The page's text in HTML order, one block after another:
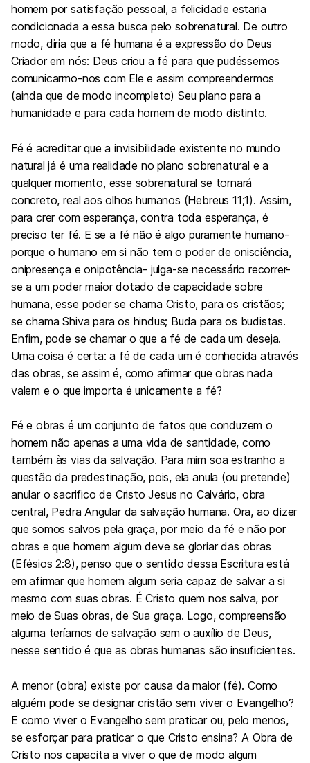
homem por satisfação pessoal, a felicidade estaria
condicionada a essa busca pelo sobrenatural. De outro
modo, diria que a fé humana é a expressão do Deus
Criador em nós: Deus criou a fé para que pudéssemos
comunicarmo-nos com Ele e assim compreendermos
(ainda que de modo incompleto) Seu plano para a
humanidade e para cada homem de modo distinto.
Fé é acreditar que a invisibilidade existente no mundo
natural já é uma realidade no plano sobrenatural e a
qualquer momento, esse sobrenatural se tornará
concreto, real aos olhos humanos (Hebreus 11;1). Assim,
para crer com esperança, contra toda esperança, é
preciso ter fé. E se a fé não é algo puramente humano-
porque o humano em si não tem o poder de onisciência,
onipresença e onipotência- julga-se necessário recorrer-
se a um poder maior dotado de capacidade sobre
humana, esse poder se chama Cristo, para os cristãos;
se chama Shiva para os hindus; Buda para os budistas.
Enfim, pode se chamar o que a fé de cada um deseja.
Uma coisa é certa: a fé de cada um é conhecida através
das obras, se assim é, como afirmar que obras nada
valem e o que importa é unicamente a fé?
Fé e obras é um conjunto de fatos que conduzem o
homem não apenas a uma vida de santidade, como
também às vias da salvação. Para mim soa estranho a
questão da predestinação, pois, ela anula (ou pretende)
anular o sacrifico de Cristo Jesus no Calvário, obra
central, Pedra Angular da salvação humana. Ora, ao dizer
que somos salvos pela graça, por meio da fé e não por
obras e que homem algum deve se gloriar das obras
(Efésios 2:8), penso que o sentido dessa Escritura está
em afirmar que homem algum seria capaz de salvar a si
mesmo com suas obras. É Cristo quem nos salva, por
meio de Suas obras, de Sua graça. Logo, compreensão
alguma teríamos de salvação sem o auxílio de Deus,
nesse sentido é que as obras humanas são insuficientes.
A menor (obra) existe por causa da maior (fé). Como
alguém pode se designar cristão sem viver o Evangelho?
E como viver o Evangelho sem praticar ou, pelo menos,
se esforçar para praticar o que Cristo ensina? A Obra de
Cristo nos capacita a viver o que de modo algum